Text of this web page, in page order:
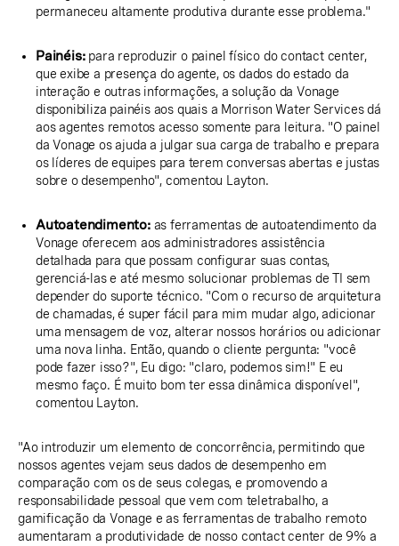
permaneceu altamente produtiva durante esse problema."
Painéis:para reproduzir o painel físico do contact center,
que exibe a presença do agente, os dados do estado da
interação e outras informações, a solução da Vonage
disponibiliza painéis aos quais a Morrison Water Services dá
aos agentes remotos acesso somente para leitura. "O painel
da Vonage os ajuda a julgar sua carga de trabalho e prepara
os líderes de equipes para terem conversas abertas e justas
sobre o desempenho", comentou Layton.
Autoatendimento:as ferramentas de autoatendimento da
Vonage oferecem aos administradores assistência
detalhada para que possam configurar suas contas,
gerenciá-las e até mesmo solucionar problemas de TI sem
depender do suporte técnico. "Com o recurso de arquitetura
de chamadas, é super fácil para mim mudar algo, adicionar
uma mensagem de voz, alterar nossos horários ou adicionar
uma nova linha. Então, quando o cliente pergunta: "você
pode fazer isso?", Eu digo: "claro, podemos sim!" E eu
mesmo faço. É muito bom ter essa dinâmica disponível",
comentou Layton.
"Ao introduzir um elemento de concorrência, permitindo que
nossos agentes vejam seus dados de desempenho em
comparação com os de seus colegas, e promovendo a
responsabilidade pessoal que vem com teletrabalho, a
gamificação da Vonage e as ferramentas de trabalho remoto
aumentaram a produtividade de nosso contact center de 9% a